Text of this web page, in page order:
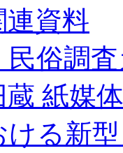
連資料
俗調査
蔵 紙媒
ける新